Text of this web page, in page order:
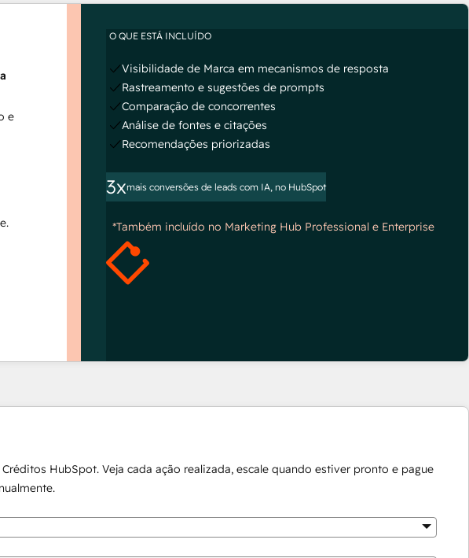
e
O QUE ESTÁ INCLUÍDO
Visibilidade de Marca em mecanismos de resposta
Rastreamento e sugestões de prompts
Comparação de concorrentes
Análise de fontes e citações
Recomendações priorizadas
3xmais conversões de leads com IA, no HubSpot
*Também incluído no Marketing Hub Professional e Enterprise
HubSpot. Veja cada ação realizada, escale quando estiver pronto e pague